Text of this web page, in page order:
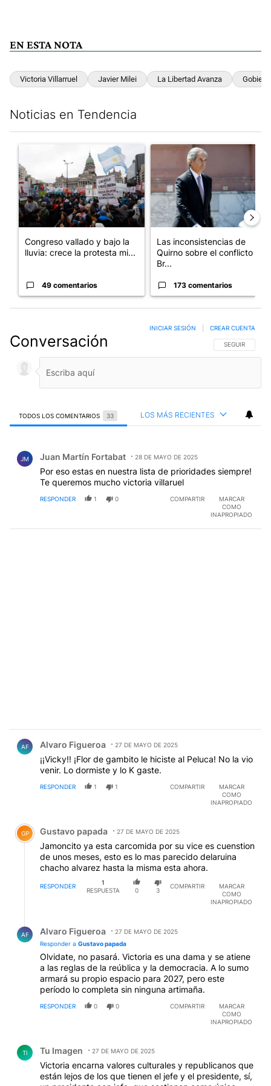
EN ESTA NOTA
Victoria Villarruel Javier Milei La Libertad Avanza
Noticias en Tendencia
Un artículo de tendencia con el título "Congreso vallado y
Congreso vallado y bajo la
lluvia: crece la protesta mi...
49 comentarios
Un artículo de tendencia con
Las inconsistencias de
Quirno sobre el conflicto con
Br...
173 comentarios
Conversación SIGA ESTA
SEGUIR
INICIAR SESIÓN CREAR CUENTA
TODOS LOS COMENTARIOS 33 LOS MÁS RECIENTES
JM Juan Martín Fortabat 28 DE MAYO DE 2025
Por eso estas en nuestra lista de prioridades siempre!
Te queremos mucho victoria villaruel
RESPONDER 1 0 COMPARTIR
MARCAR
COMO
INAPROPIADO
AF Alvaro Figueroa 27 DE MAYO DE 2025
¡¡Vicky!! ¡Flor de gambito le hiciste al Peluca! No la vio
venir. Lo dormiste y lo K gaste.
RESPONDER 1 1 COMPARTIR
MARCAR
COMO
INAPROPIADO
Comentario de Gustavo papada.
GP Gustavo papada 27 DE MAYO DE 2025
Jamoncito ya esta carcomida por su vice es cuenstion
de unos meses, esto es lo mas parecido delaruina
chacho alvarez hasta la misma esta ahora.
RESPONDER
1
RESPUESTA
0 3
COMPARTIR
MARCAR
COMO
INAPROPIADO
AF Alvaro Figueroa
27 DE MAYO DE 2025
Responder a Gustavo papada
Olvidate, no pasará. Victoria es una dama y se atiene
a las reglas de la reública y la democracia. A lo sumo
armará su propio espacio para 2027, pero este
período lo completa sin ninguna artimaña.
RESPONDER 0 0 COMPARTIR
MARCAR
COMO
INAPROPIADO
TI Tu Imagen 27 DE MAYO DE 2025
Victoria encarna valores culturales y republicanos que
están lejos de los que tienen el jefe y el presidente, sí,